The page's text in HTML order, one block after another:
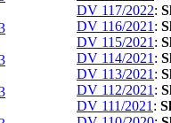
DV 117/2022:
DV 116/2021 :
DV 115/2021 :
DV 114/2021 :
DV 113/2021 :
DV 112/2021 :
DV 111/2021 :